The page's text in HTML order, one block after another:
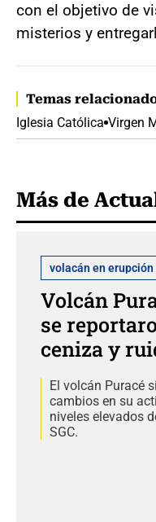
con el objetivo de
misterios y
Temas
Iglesia Católica Virgen
Más de
volacán en erupción
Volcán
se
ceniza y
El volcán Puracé
cambios en su
niveles elevados
SGC.